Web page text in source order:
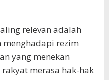
relevan adalah
rezim
yang menekan
merasa hak-hak